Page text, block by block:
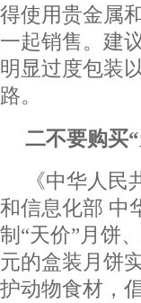
得使用贵金属
一起销售。建
明显过度包装
路。
二不要购买“
《中华人
和信息化部 中
制“天价”月饼
元的盒装月饼
护动物食材，